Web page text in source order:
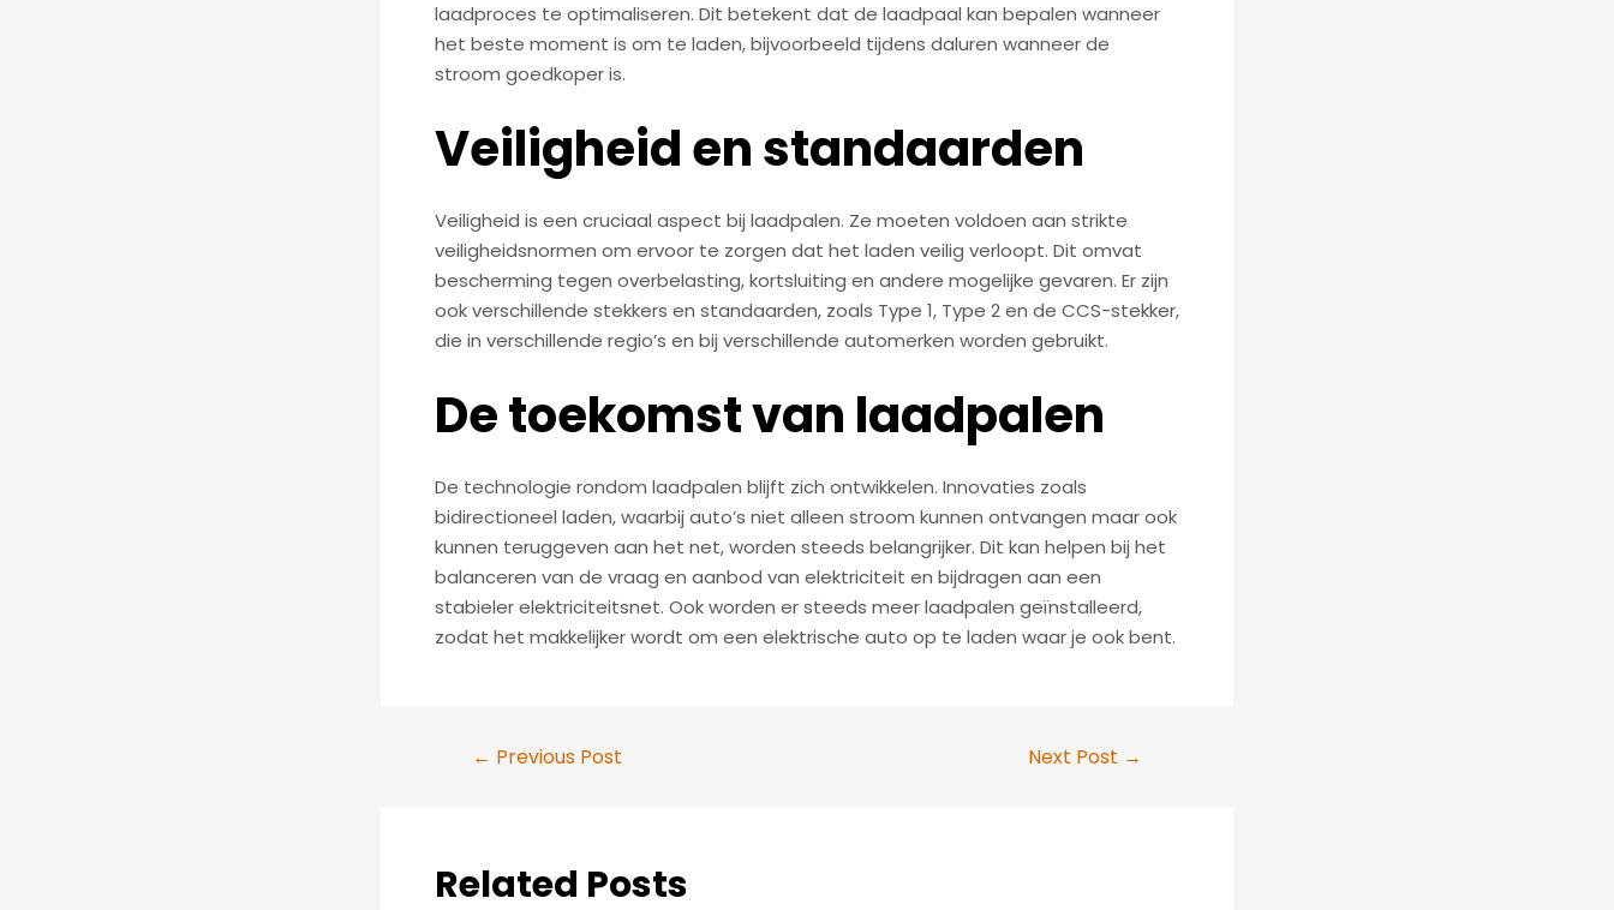
laadproces te optimaliseren. Dit betekent dat de laadpaal kan bepalen wanneer
het beste moment is om te laden, bijvoorbeeld tijdens daluren wanneer de
stroom goedkoper is.
Veiligheid en standaarden
Veiligheid is een cruciaal aspect bij laadpalen. Ze moeten voldoen aan strikte
veiligheidsnormen om ervoor te zorgen dat het laden veilig verloopt. Dit omvat
bescherming tegen overbelasting, kortsluiting en andere mogelijke gevaren. Er zijn
ook verschillende stekkers en standaarden, zoals Type 1, Type 2 en de CCS-stekker,
die in verschillende regio’s en bij verschillende automerken worden gebruikt.
De toekomst van laadpalen
De technologie rondom laadpalen blijft zich ontwikkelen. Innovaties zoals
bidirectioneel laden, waarbij auto’s niet alleen stroom kunnen ontvangen maar ook
kunnen teruggeven aan het net, worden steeds belangrijker. Dit kan helpen bij het
balanceren van de vraag en aanbod van elektriciteit en bijdragen aan een
stabieler elektriciteitsnet. Ook worden er steeds meer laadpalen geïnstalleerd,
zodat het makkelijker wordt om een elektrische auto op te laden waar je ook bent.
Post← Previous Post Next Post →
Related Posts